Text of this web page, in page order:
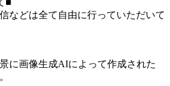
■
などは全て自由に行っていただいて
に画像生成AIによって作成された